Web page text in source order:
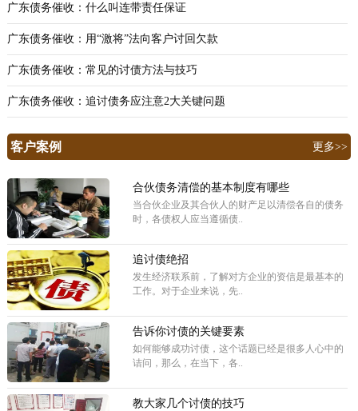
广东债务催收：什么叫连带责任保证
广东债务催收：用“激将”法向客户讨回欠款
广东债务催收：常见的讨债方法与技巧
广东债务催收：追讨债务应注意2大关键问题
客户案例 更多>>
合伙债务清偿的基本制度有哪些
当合伙企业及其合伙人的财产足以清偿各自的债务
时，各债权人应当遵循债..
追讨债绝招
发生经济联系前，了解对方企业的资信是最基本的
工作。对于企业来说，先..
告诉你讨债的关键要素
如何能够成功讨债，这个话题已经是很多人心中的
诘问，那么，在当下，各..
教大家几个讨债的技巧